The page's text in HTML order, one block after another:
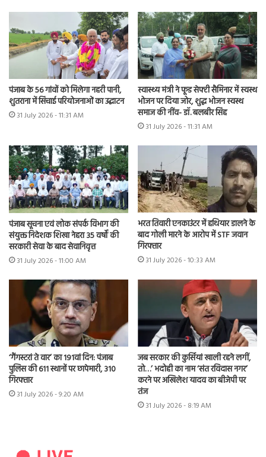
पंजाब के 56 गांवों को मिलेगा नहरी पानी,
शुतराना में सिंचाई परियोजनाओं का उद्घाटन
31 July 2026 - 11:31 AM
स्वास्थ्य मंत्री ने फूड सेफ्टी सैमिनार में स्वस्थ
भोजन पर दिया जोर, शुद्ध भोजन स्वस्थ
समाज की नींव- डॉ. बलबीर सिंह
31 July 2026 - 11:31 AM
पंजाब सूचना एवं लोक संपर्क विभाग की
संयुक्त निदेशक शिखा नेहरा 35 वर्षों की
सरकारी सेवा के बाद सेवानिवृत्त
31 July 2026 - 11:00 AM
भरत तिवारी एनकाउंटर में हथियार डालने के
बाद गोली मारने के आरोप में STF जवान
गिरफ्तार
31 July 2026 - 10:33 AM
‘गैंगस्टरां ते वार’ का 191वां दिन: पंजाब
पुलिस की 611 स्थानों पर छापेमारी, 310
गिरफ्तार
31 July 2026 - 9:20 AM
जब सरकार की कुर्सियां खाली रहने लगीं,
तो…’ भदोही का नाम ‘संत रविदास नगर’
करने पर अखिलेश यादव का बीजेपी पर
तंज
31 July 2026 - 8:19 AM